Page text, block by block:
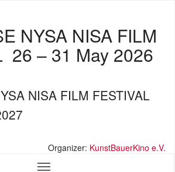
NYSA NISA FILM
26 – 31 May 2026
NISA FILM FESTIVAL
Organizer: KunstBauerKino e.V.